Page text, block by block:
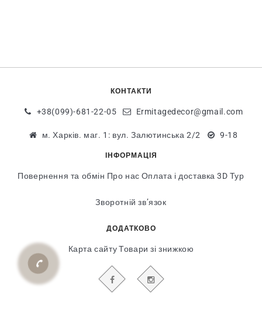
КОНТАКТИ
+38(099)-681-22-05 Ermitagedecor@gmail.com
м. Харків. маг. 1: вул. Залютинська 2/2 9-18
ІНФОРМАЦІЯ
Повернення та обмін Про нас Оплата і доставка 3D Тур
Зворотній зв’язок
ДОДАТКОВО
Карта сайту Товари зі знижкою